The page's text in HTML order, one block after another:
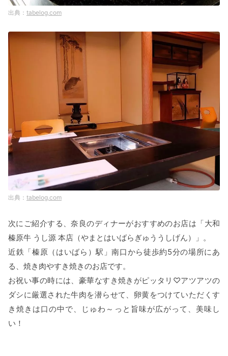
tabelog.com
tabelog.com
次にご紹介する、奈良のディナーがおすすめのお店は「大和
榛原牛 うし源 本店（やまとはいばらぎゅううしげん）」。
近鉄「榛原（はいばら）駅」南口から徒歩約5分の場所にあ
る、焼き肉やすき焼きのお店です。
お祝い事の時には、豪華なすき焼きがピッタリ♡アツアツの
ダシに厳選された牛肉を潜らせて、卵黄をつけていただくす
き焼きは口の中で、じゅわ～っと旨味が広がって、美味し
い！